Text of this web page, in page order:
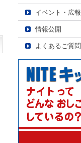
イベント・広報
情報公開
よくあるご質問